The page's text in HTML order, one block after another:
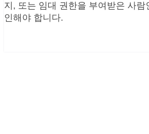
지, 또는 임대 권한을 부여받은 사람
인해야 합니다.